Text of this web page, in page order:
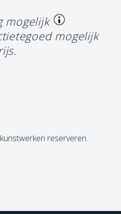
mogelijk
mogelijk
reserveren.